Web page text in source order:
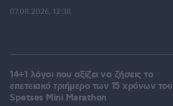
07.08.2026, 12:38
14+1 λόγοι που αξίζει να ζήσεις το
επετειακό τριήμερο των 15 χρόνων του
Spetses Mini Marathon